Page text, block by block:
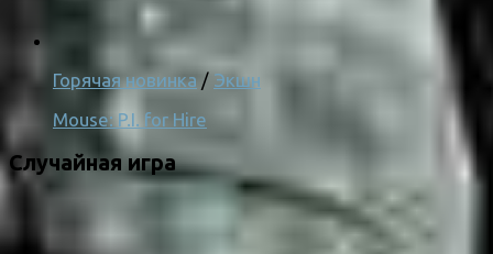
Горячая новинка / Экшн
Mouse: P.I. for Hire
Случайная игра